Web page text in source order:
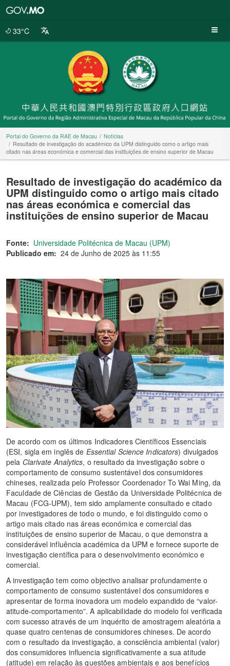
33°C
Portal do Governo da RAE de Macau
Notícias
Resultado de investigação do académico da UPM distinguido como o artigo mais
citado nas áreas económica e comercial das instituições de ensino superior de Macau
Resultado de investigação do académico da
UPM distinguido como o artigo mais citado
nas áreas económica e comercial das
instituições de ensino superior de Macau
Fonte: Universidade Politécnica de Macau (UPM)
Publicado em: 24 de Junho de 2025 às 11:55
De acordo com os últimos Indicadores Científicos Essenciais
(ESI, sigla em inglês de Essential Science Indicators) divulgados
pela Clarivate Analytics, o resultado da investigação sobre o
comportamento de consumo sustentável dos consumidores
chineses, realizada pelo Professor Coordenador To Wai Ming, da
Faculdade de Ciências de Gestão da Universidade Politécnica de
Macau (FCG-UPM), tem sido amplamente consultado e citado
por investigadores de todo o mundo, e foi distinguido como o
artigo mais citado nas áreas económica e comercial das
instituições de ensino superior de Macau, o que demonstra a
considerável influência académica da UPM e fornece suporte de
investigação científica para o desenvolvimento económico e
comercial.
A investigação tem como objectivo analisar profundamente o
comportamento de consumo sustentável dos consumidores e
apresentar de forma inovadora um modelo expandido de “valor-
atitude-comportamento”. A aplicabilidade do modelo foi verificada
com sucesso através de um inquérito de amostragem aleatória a
quase quatro centenas de consumidores chineses. De acordo
com o resultado da investigação, a consciência ambiental (valor)
dos consumidores influencia significativamente a sua atitude
(atitude) em relação às questões ambientais e aos benefícios